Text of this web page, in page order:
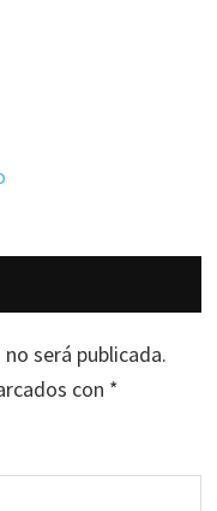
será publicada.
con *